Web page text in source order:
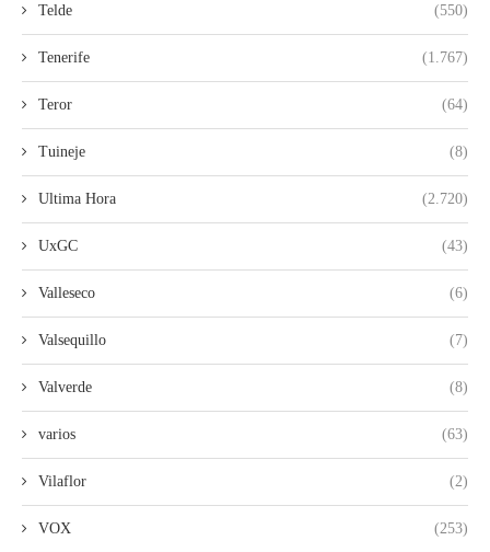
Telde (550)
Tenerife (1.767)
Teror (64)
Tuineje (8)
Ultima Hora (2.720)
UxGC (43)
Valleseco (6)
Valsequillo (7)
Valverde (8)
varios (63)
Vilaflor (2)
VOX (253)